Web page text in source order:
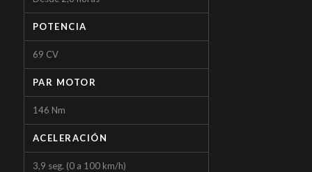
POTENCIA
69 CV
PAR MOTOR
146 Nm
ACELERACIÓN
3,9 seg. (0 a 100 km/h)